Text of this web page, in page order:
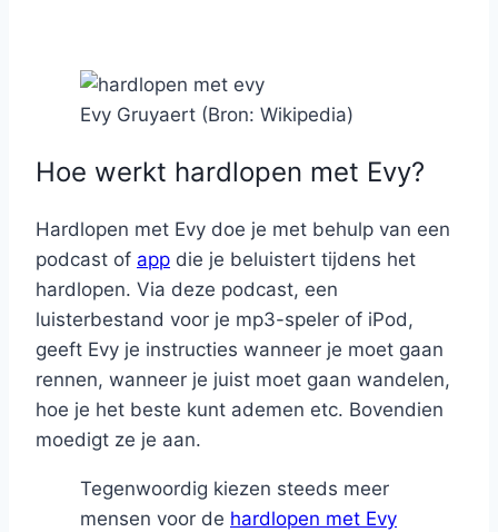
Evy Gruyaert (Bron: Wikipedia)
Hoe werkt hardlopen met Evy?
Hardlopen met Evy doe je met behulp van een
podcast of app die je beluistert tijdens het
hardlopen. Via deze podcast, een
luisterbestand voor je mp3-speler of iPod,
geeft Evy je instructies wanneer je moet gaan
rennen, wanneer je juist moet gaan wandelen,
hoe je het beste kunt ademen etc. Bovendien
moedigt ze je aan.
Tegenwoordig kiezen steeds meer
mensen voor de hardlopen met Evy